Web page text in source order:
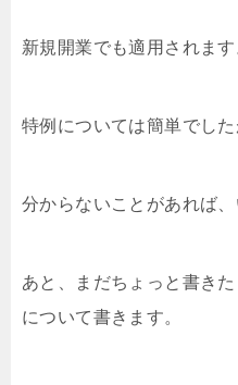
新規開業でも適用されます
特例については簡単でした
分からないことがあれば
あと、まだちょっと書きた
について書きます。